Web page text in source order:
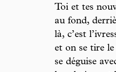
Toi et tes
au fond,
là, c’est
et on se tire
se déguise